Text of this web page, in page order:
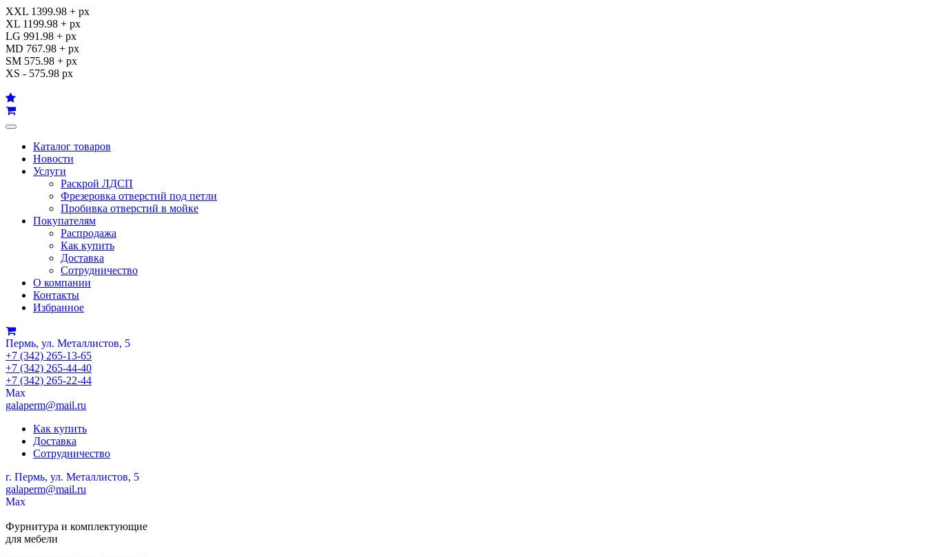
XXL 1399.98 + px
XL 1199.98 + px
LG 991.98 + px
MD 767.98 + px
SM 575.98 + px
XS - 575.98 px
Каталог товаров
Новости
Услуги
Раскрой ЛДСП
Фрезеровка отверстий под петли
Пробивка отверстий в мойке
Покупателям
Распродажа
Как купить
Доставка
Сотрудничество
О компании
Контакты
Избранное
Пермь, ул. Металлистов, 5
+7 (342) 265-13-65
+7 (342) 265-44-40
+7 (342) 265-22-44
Мах
galaperm@mail.ru
Как купить
Доставка
Сотрудничество
г. Пермь, ул. Металлистов, 5
galaperm@mail.ru
Мах
Фурнитура и комплектующие
для мебели